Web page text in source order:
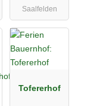
Saalfelden
Tofererhof